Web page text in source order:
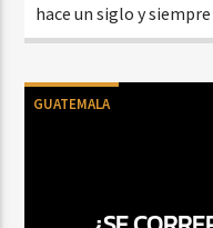
hace un siglo y
GUATEMALA